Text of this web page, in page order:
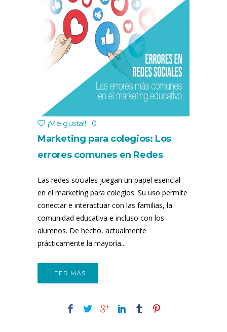
¡Me gusta!! 0
Marketing para colegios: Los
errores comunes en Redes
Las redes sociales juegan un papel esencial
en el marketing para colegios. Su uso permite
conectar e interactuar con las familias, la
comunidad educativa e incluso con los
alumnos. De hecho, actualmente
prácticamente la mayoría...
LEER MÁS